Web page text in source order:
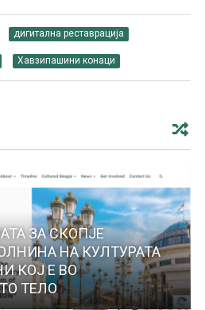
дигитална реставрација
Хавзипашини конаци
ЗА СКОПЈЕ
НА КУЛТУРАТА
КОЈ Е ВО
ТЕЛО